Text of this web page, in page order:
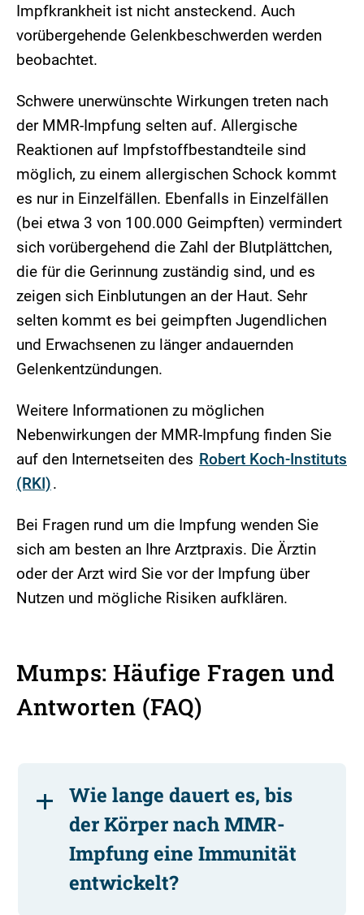
Impfkrankheit ist nicht ansteckend. Auch
vorübergehende Gelenkbeschwerden werden
beobachtet.
Schwere unerwünschte Wirkungen treten nach
der MMR-Impfung selten auf. Allergische
Reaktionen auf Impfstoffbestandteile sind
möglich, zu einem allergischen Schock kommt
es nur in Einzelfällen. Ebenfalls in Einzelfällen
(bei etwa 3 von 100.000 Geimpften) vermindert
sich vorübergehend die Zahl der Blutplättchen,
die für die Gerinnung zuständig sind, und es
zeigen sich Einblutungen an der Haut. Sehr
selten kommt es bei geimpften Jugendlichen
und Erwachsenen zu länger andauernden
Gelenkentzündungen.
Weitere Informationen zu möglichen
Nebenwirkungen der MMR-Impfung finden Sie
auf den Internetseiten des Robert Koch-Instituts
(RKI).
Bei Fragen rund um die Impfung wenden Sie
sich am besten an Ihre Arztpraxis. Die Ärztin
oder der Arzt wird Sie vor der Impfung über
Nutzen und mögliche Risiken aufklären.
Mumps: Häufige Fragen und
Antworten (FAQ)
Wie lange dauert es, bis
der Körper nach MMR-
Impfung eine Immunität
entwickelt?